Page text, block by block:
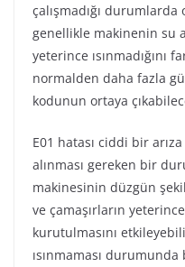
çalışmadığı durumlarda
genellikle makinenin su
yeterince ısınmadığını
normalden daha fazla
kodunun ortaya
E01 hatası ciddi bir
alınması gereken bir
makinesinin düzgün
ve çamaşırların
kurutulmasını
ısınmaması